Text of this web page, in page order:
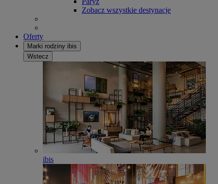
Zobacz wszystkie destynacje
Oferty
Marki rodziny ibis
Wstecz
ibis